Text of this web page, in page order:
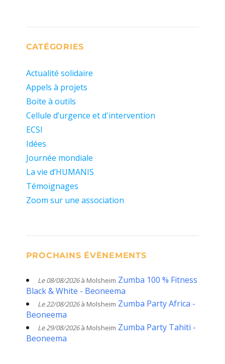
CATÉGORIES
Actualité solidaire
Appels à projets
Boite à outils
Cellule d’urgence et d'intervention
ECSI
Idées
Journée mondiale
La vie d’HUMANIS
Témoignages
Zoom sur une association
PROCHAINS ÉVÈNEMENTS
Le 08/08/2026à Molsheim Zumba 100 % Fitness
Black & White - Beoneema
Le 22/08/2026à Molsheim Zumba Party Africa -
Beoneema
Le 29/08/2026à Molsheim Zumba Party Tahiti -
Beoneema